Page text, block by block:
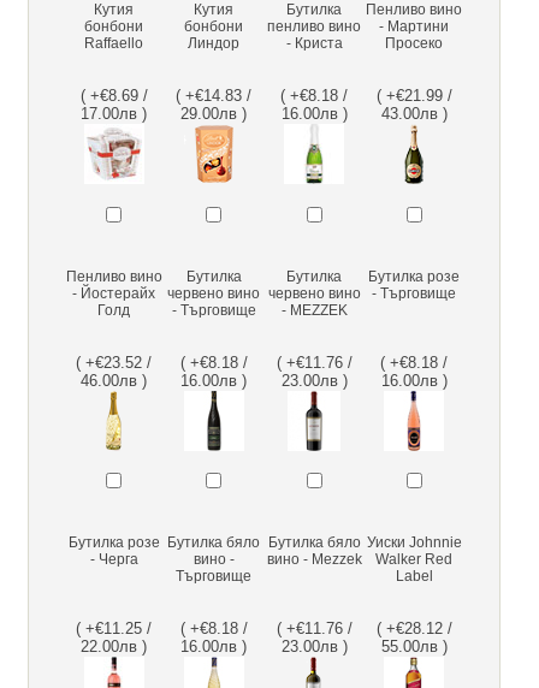
Кутия
бонбони
Raffaello
( +€8.69 /
17.00лв )
Кутия
бонбони
Линдор
( +€14.83 /
29.00лв )
Бутилка
пенливо вино
- Криста
( +€8.18 /
16.00лв )
Пенливо вино
- Мартини
Просеко
( +€21.99 /
43.00лв )
Пенливо вино
- Йостерайх
Голд
( +€23.52 /
46.00лв )
Бутилка
червено вино
- Търговище
( +€8.18 /
16.00лв )
Бутилка
червено вино
- MEZZEK
( +€11.76 /
23.00лв )
Бутилка розе
- Търговище
( +€8.18 /
16.00лв )
Бутилка розе
- Черга
( +€11.25 /
22.00лв )
Бутилка бяло
вино -
Търговище
( +€8.18 /
16.00лв )
Бутилка бяло
вино - Mezzek
( +€11.76 /
23.00лв )
Уиски Johnnie
Walker Red
Label
( +€28.12 /
55.00лв )